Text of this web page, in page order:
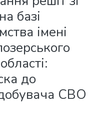
базі
імені
до
СВО